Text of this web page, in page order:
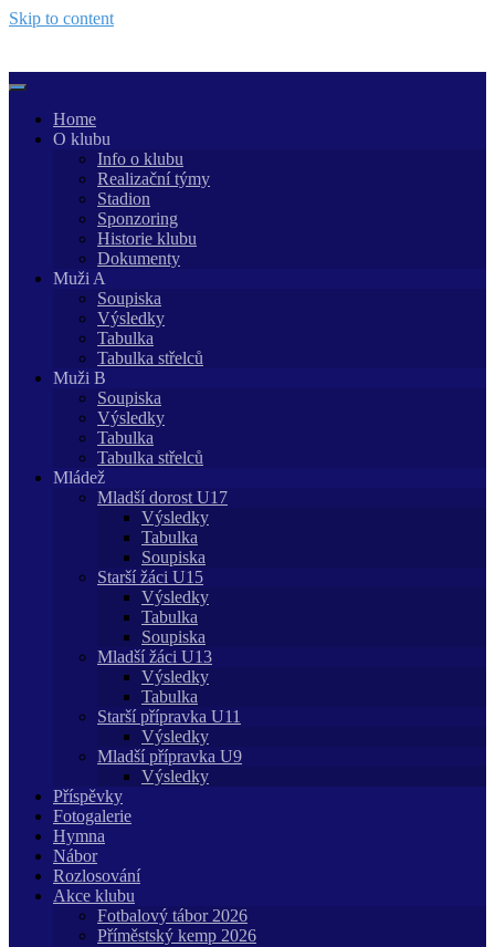
Skip to content
Home
O klubu
Info o klubu
Realizační týmy
Stadion
Sponzoring
Historie klubu
Dokumenty
Muži A
Soupiska
Výsledky
Tabulka
Tabulka střelců
Muži B
Soupiska
Výsledky
Tabulka
Tabulka střelců
Mládež
Mladší dorost U17
Výsledky
Tabulka
Soupiska
Starší žáci U15
Výsledky
Tabulka
Soupiska
Mladší žáci U13
Výsledky
Tabulka
Starší přípravka U11
Výsledky
Mladší přípravka U9
Výsledky
Příspěvky
Fotogalerie
Hymna
Nábor
Rozlosování
Akce klubu
Fotbalový tábor 2026
Příměstský kemp 2026